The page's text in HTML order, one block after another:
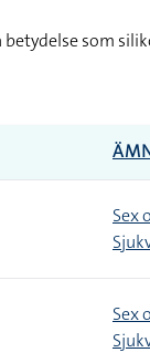
betydelse som
Sex
Sex